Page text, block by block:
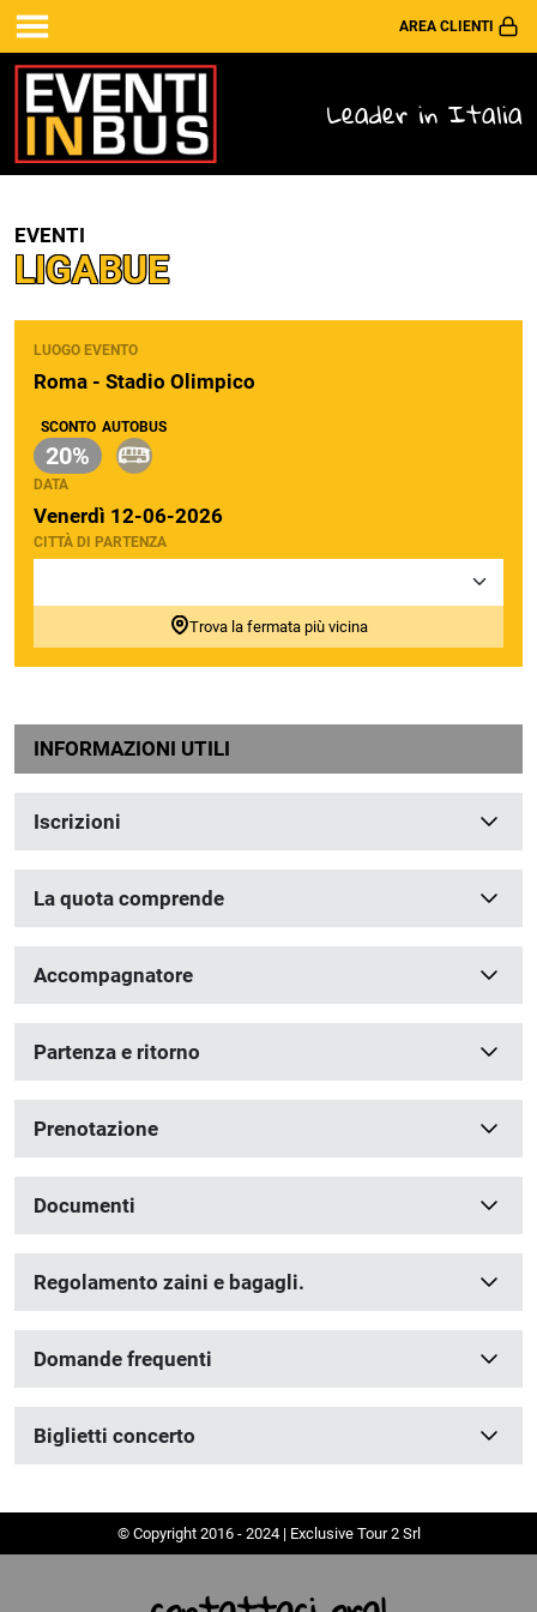
AREA CLIENTI
Leader in Italia
EVENTI
LIGABUE
LUOGO EVENTO
Roma - Stadio Olimpico
SCONTO
20%
AUTOBUS
DATA
Venerdì 12-06-2026
CITTÀ DI PARTENZA
Trova la fermata più vicina
INFORMAZIONI UTILI
Iscrizioni
La quota comprende
Accompagnatore
Partenza e ritorno
Prenotazione
Documenti
Regolamento zaini e bagagli.
Domande frequenti
Biglietti concerto
© Copyright 2016 - 2024 | Exclusive Tour 2 Srl